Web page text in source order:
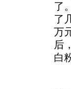
了
了
万
后
白